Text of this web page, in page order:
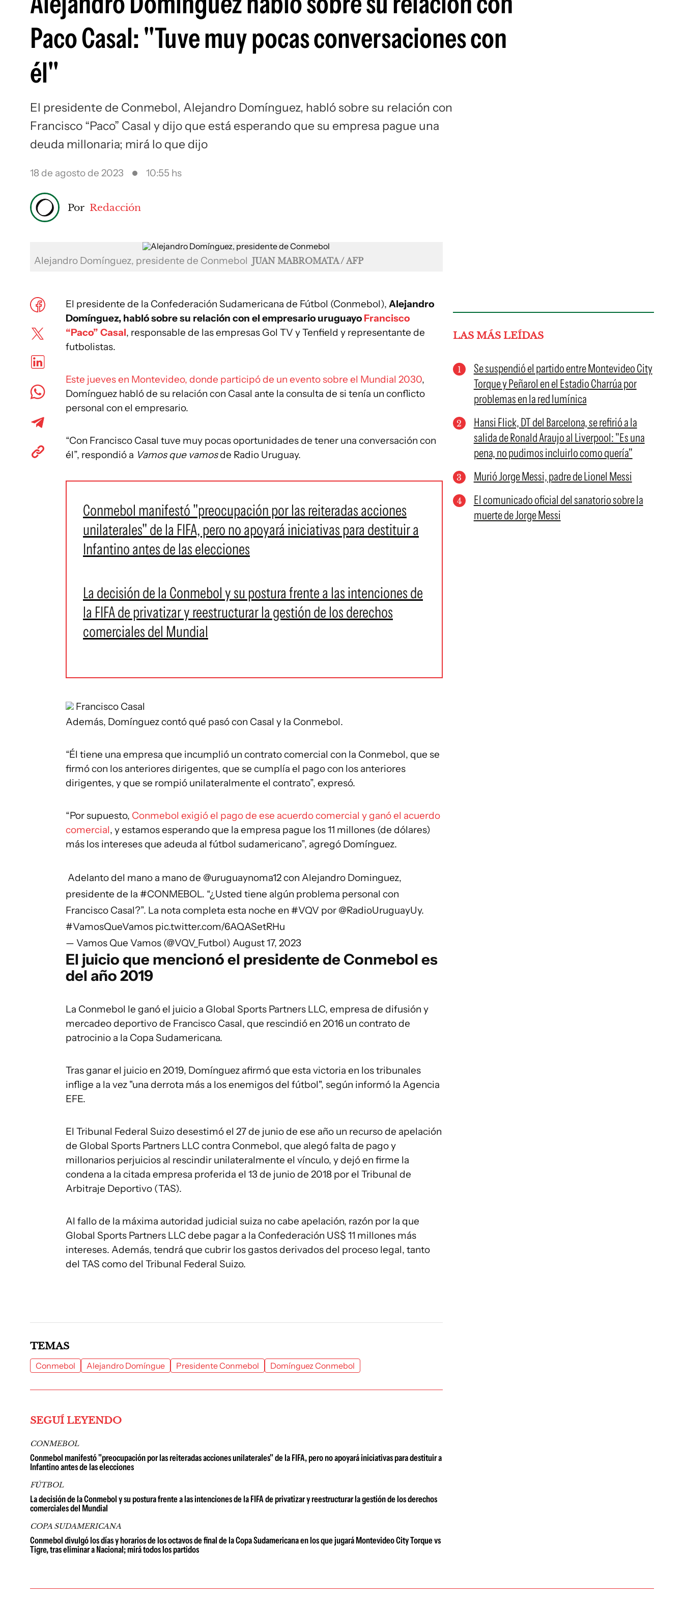
Paco Casal: "Tuve muy pocas conversaciones con
él"
El presidente de Conmebol, Alejandro Domínguez, habló sobre su relación con
Francisco “Paco” Casal y dijo que está esperando que su empresa pague una
deuda millonaria; mirá lo que dijo
18 de agosto de 2023 10:55 hs
Por Redacción
Alejandro Domínguez, presidente de Conmebol JUAN MABROMATA / AFP
El presidente de la Confederación Sudamericana de Fútbol (Conmebol), Alejandro
Domínguez, habló sobre su relación con el empresario uruguayo Francisco
“Paco” Casal, responsable de las empresas Gol TV y Tenfield y representante de
futbolistas.
Este jueves en Montevideo, donde participó de un evento sobre el Mundial 2030,
Domínguez habló de su relación con Casal ante la consulta de si tenía un conflicto
personal con el empresario.
“Con Francisco Casal tuve muy pocas oportunidades de tener una conversación con
él”, respondió a Vamos que vamosde Radio Uruguay.
Conmebol manifestó "preocupación por las reiteradas acciones
unilaterales" de la FIFA, pero no apoyará iniciativas para destituir a
Infantino antes de las elecciones
La decisión de la Conmebol y su postura frente a las intenciones de
la FIFA de privatizar y reestructurar la gestión de los derechos
comerciales del Mundial
Francisco Casal
Además, Domínguez contó qué pasó con Casal y la Conmebol.
“Él tiene una empresa que incumplió un contrato comercial con la Conmebol, que se
firmó con los anteriores dirigentes, que se cumplía el pago con los anteriores
dirigentes, y que se rompió unilateralmente el contrato”, expresó.
“Por supuesto, Conmebol exigió el pago de ese acuerdo comercial y ganó el acuerdo
comercial, y estamos esperando que la empresa pague los 11 millones (de dólares)
más los intereses que adeuda al fútbol sudamericano”, agregó Domínguez.
️ Adelanto del mano a mano de @uruguaynoma12con Alejandro Dominguez,
presidente de la #CONMEBOL. “¿Usted tiene algún problema personal con
Francisco Casal?”. La nota completa esta noche en #VQV por @RadioUruguayUy.
#VamosQueVamos pic.twitter.com/6AQASetRHu
— Vamos Que Vamos (@VQV_Futbol) August 17, 2023
El juicio que mencionó el presidente de Conmebol es
del año 2019
La Conmebol le ganó el juicio a Global Sports Partners LLC, empresa de difusión y
mercadeo deportivo de Francisco Casal, que rescindió en 2016 un contrato de
patrocinio a la Copa Sudamericana.
Tras ganar el juicio en 2019, Domínguez afirmó que esta victoria en los tribunales
inflige a la vez "una derrota más a los enemigos del fútbol", según informó la Agencia
EFE.
El Tribunal Federal Suizo desestimó el 27 de junio de ese año un recurso de apelación
de Global Sports Partners LLC contra Conmebol, que alegó falta de pago y
millonarios perjuicios al rescindir unilateralmente el vínculo, y dejó en firme la
condena a la citada empresa proferida el 13 de junio de 2018 por el Tribunal de
Arbitraje Deportivo (TAS).
Al fallo de la máxima autoridad judicial suiza no cabe apelación, razón por la que
Global Sports Partners LLC debe pagar a la Confederación US$ 11 millones más
intereses. Además, tendrá que cubrir los gastos derivados del proceso legal, tanto
del TAS como del Tribunal Federal Suizo.
LAS MÁS LEÍDAS
Se suspendió el partido entre Montevideo City
Torque y Peñarol en el Estadio Charrúa por
problemas en la red lumínica
Hansi Flick, DT del Barcelona, se refirió a la
salida de Ronald Araujo al Liverpool: "Es una
pena, no pudimos incluirlo como quería"
Murió Jorge Messi, padre de Lionel Messi
El comunicado oficial del sanatorio sobre la
muerte de Jorge Messi
TEMAS
Conmebol Alejandro Domíngue Presidente Conmebol Domínguez Conmebol
SEGUÍ LEYENDO
CONMEBOL
Conmebol manifestó "preocupación por las reiteradas acciones unilaterales" de la FIFA, pero no apoyará iniciativas para destituir a
Infantino antes de las elecciones
FÚTBOL
La decisión de la Conmebol y su postura frente a las intenciones de la FIFA de privatizar y reestructurar la gestión de los derechos
comerciales del Mundial
COPA SUDAMERICANA
Conmebol divulgó los días y horarios de los octavos de final de la Copa Sudamericana en los que jugará Montevideo City Torque vs
Tigre, tras eliminar a Nacional; mirá todos los partidos